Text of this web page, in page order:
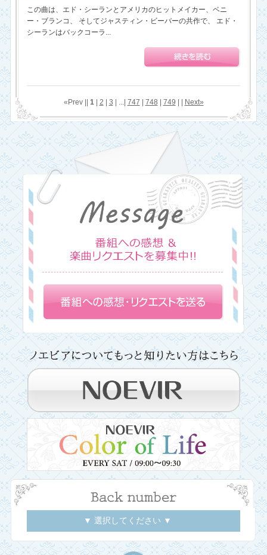
この曲は、エド・シーランとアメリカのヒットメイカー、ベニ
ー・ブランコ、 そしてジャスティン・ビーバーの共作で、 エド・
シーランはバックコーラ...
«Prev || 1| 2 3 | ...| 747 748 749 Next»